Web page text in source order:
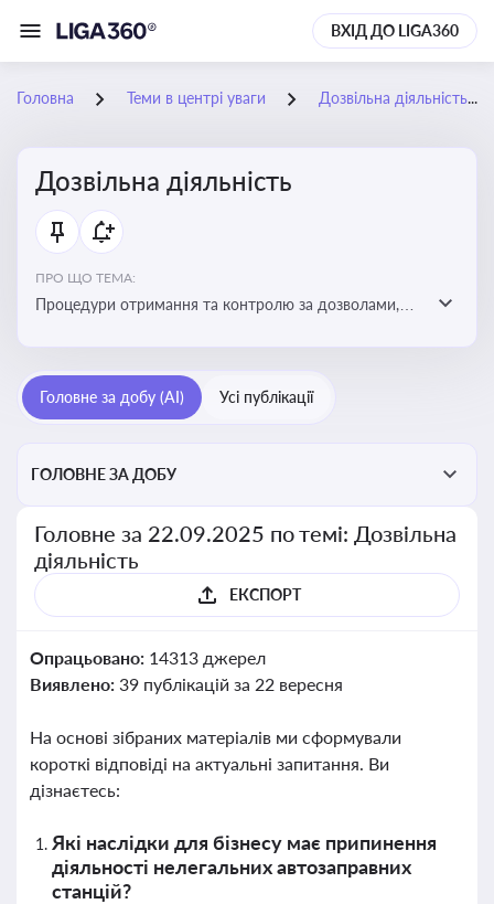
ВХІД ДО LIGA360
Головна Теми в центрі уваги Дозвільна діяльність
Дозвільна діяльність
ПРО ЩО ТЕМА:
Процедури отримання та контролю за дозволами,
законодавстві, щоб уникнути порушень та
забезпечити відповідність вимогам регуляторних
Головне за добу (AI) Усі публікації
ГОЛОВНЕ ЗА ДОБУ
Головне за 22.09.2025 по темі: Дозвільна
діяльність
ЕКСПОРТ
Опрацьовано: 14313 джерел
Виявлено: 39 публікацій за 22 вересня
На основі зібраних матеріалів ми сформували
короткі відповіді на актуальні запитання. Ви
дізнаєтесь:
Які наслідки для бізнесу має припинення
діяльності нелегальних автозаправних
станцій?